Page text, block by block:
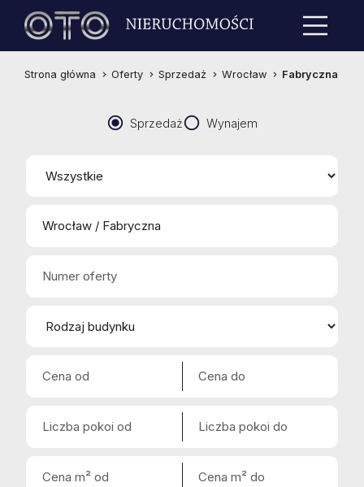
Strona główna Oferty Sprzedaż Wrocław Fabryczna
Sprzedaż Wynajem